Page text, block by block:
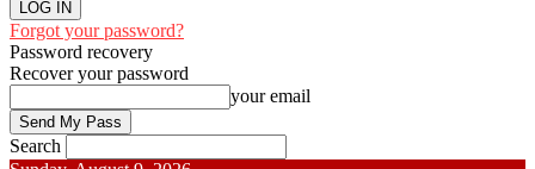
Forgot your password?
Password recovery
Recover your password
your email
Search